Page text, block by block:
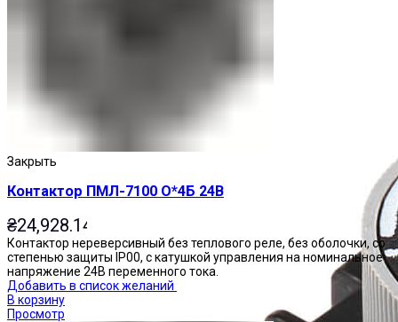
Закрыть
Контактор ПМЛ-7100 О*4Б 24В
₴24,928.14
Контактор нереверсивный без теплового реле, без оболочки, со
степенью защиты IP00, с катушкой управления на номинальное
напряжение 24В переменного тока.
Добавить в список желаний
В корзину
Просмотр